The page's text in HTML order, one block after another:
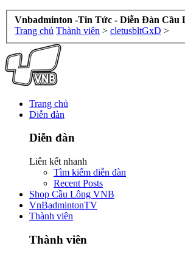
Vnbadminton -Tin Tức - Diễn Đàn Cầu
Trang chủ Thành viên > cletusbltGxD >
Trang chủ
Diễn đàn
Diễn đàn
Liên kết nhanh
Tìm kiếm diễn đàn
Recent Posts
Shop Cầu Lông VNB
VnBadmintonTV
Thành viên
Thành viên